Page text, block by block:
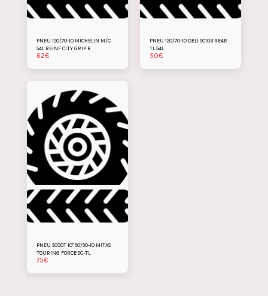
PNEU 120/70-10 MICHELIN M/C
54L REINF CITY GRIP R
62€
PNEU 120/70-10 DELI SC103 REAR
TL 54L
50€
PNEU SCOOT 10" 90/90-10 MITAS
TOURING FORCE SC-TL
75€